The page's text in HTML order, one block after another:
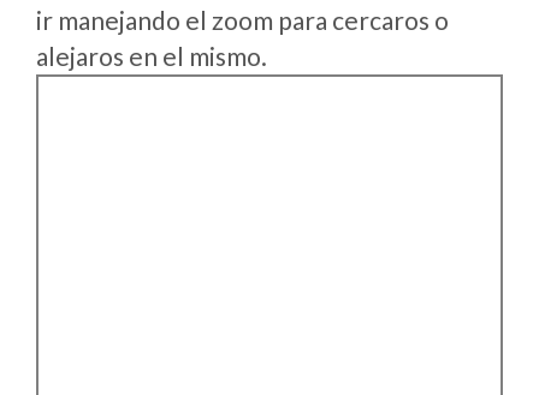
ir manejando el zoom para cercaros o
alejaros en el mismo.